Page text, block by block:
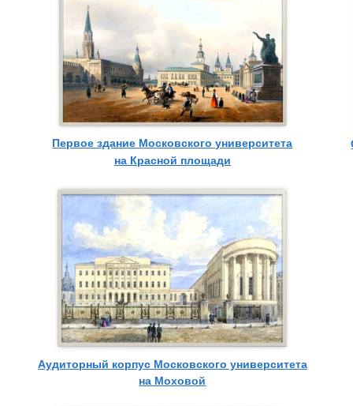
Первое здание Московского университета
на Красной площади
Аудиторный корпус Московского университета
на Моховой